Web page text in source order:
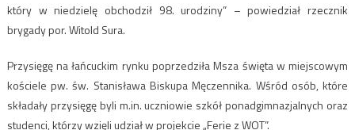
który w niedzielę obchodził 98. urodziny” – powiedział rzecznik
brygady por. Witold Sura.
Przysięgę na łańcuckim rynku poprzedziła Msza święta w miejscowym
kościele pw. św. Stanisława Biskupa Męczennika. Wśród osób, które
składały przysięgę byli m.in. uczniowie szkół ponadgimnazjalnych oraz
studenci, którzy wzięli udział w projekcie „Ferie z WOT”.